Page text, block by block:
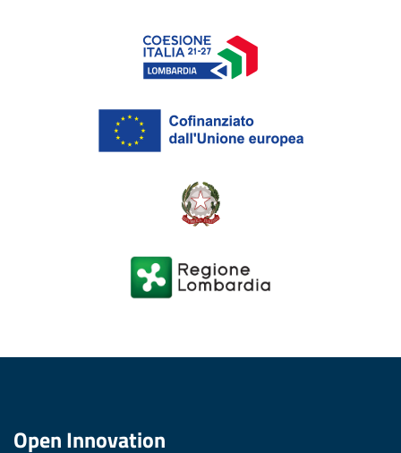
Open Innovation